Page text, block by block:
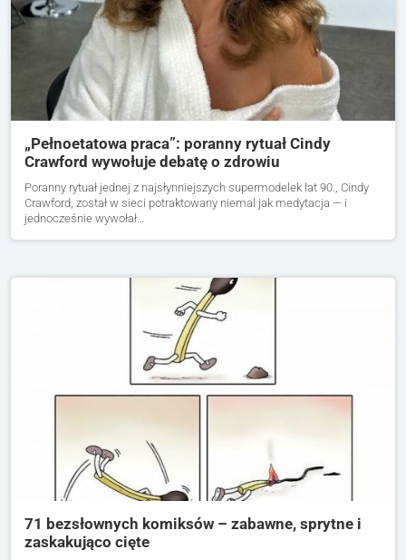
„Pełnoetatowa praca”: poranny rytuał Cindy
Crawford wywołuje debatę o zdrowiu
Poranny rytuał jednej z najsłynniejszych supermodelek lat 90., Cindy
Crawford, został w sieci potraktowany niemal jak medytacja — i
jednocześnie wywołał…
71 bezsłownych komiksów – zabawne, sprytne i
zaskakująco cięte